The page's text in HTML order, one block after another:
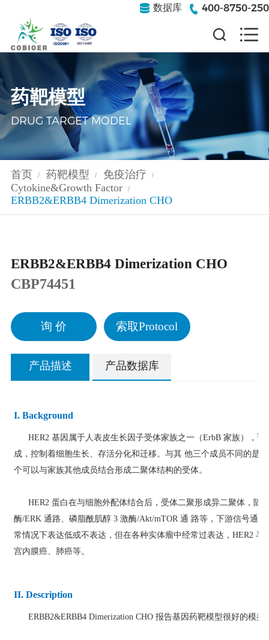
数据库 400-8750-250
药靶模型
DRUG TARGET MODEL
首页 / 药靶模型 / 免疫治疗 /
Cytokine&Growth Factor /
ERBB2&ERBB4 Dimerization CHO
ERBB2&ERBB4 Dimerization CHO
CBP74451
询 价 索取Protocol
产品描述 产品数据库
I. Background
HER2 基因属于人表皮生长因子受体家族之一（ErbB 家族），该
成，控制着细胞生长、存活分化和迁移。与其 他三个成员不同的是
个可以与家族其他成员结合形成二聚体结构的受体。
HER2 蛋白在与细胞外配体结合后，受体二聚形成异二聚体，随
酶/ERK 通路、磷脂酰肌醇 3 激酶/Akt/mTOR 通 路等，下游信号通
常情况下表达低或不表达，但在各种实体瘤中经常过表达，HER2
宫内膜癌、肺癌等。
II. Description
ERBB2&ERBB4 Dimerization CHO 报告基因药靶模型很好的模拟